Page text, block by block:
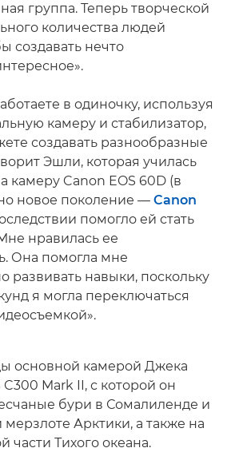
группа. Теперь творческой
количества людей
создавать нечто
в одиночку, используя
камеру и стабилизатор,
создавать разнообразные
Эшли, которая училась
камеру Canon EOS 60D (в
новое поколение — Canon
помогло ей стать
нравилась ее
Она помогла мне
развивать навыки, поскольку
я могла переключаться
основной камерой Джека
C300 Mark II, с которой он
бури в Сомалиленде и
Арктики, а также на
части Тихого океана.